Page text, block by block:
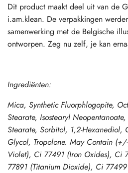
Dit product maakt deel uit van de
i.am.klean. De verpakkingen
samenwerking met de Belgische
ontworpen. Zeg nu zelf, je kan
Ingrediënten:
Mica, Synthetic Fluorphlogopite,
Stearate, Isostearyl
Stearate, Sorbitol, 1,2-Hexanediol,
Glycol, Tropolone. May Contain
Violet), Ci 77491 (Iron Oxides), Ci
77891 (Titanium Dioxide), Ci